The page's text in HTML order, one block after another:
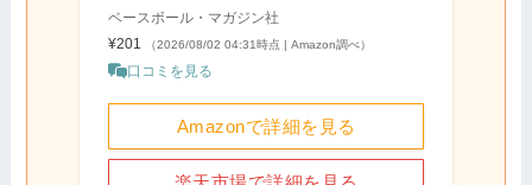
ベースボール・マガジン社
¥201
（2026/08/02 04:31時点 | Amazon調べ）
口コミを見る
Amazonで詳細を見る